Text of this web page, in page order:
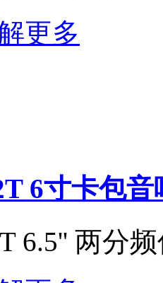
更多
6寸卡包音
6.5'' 两分